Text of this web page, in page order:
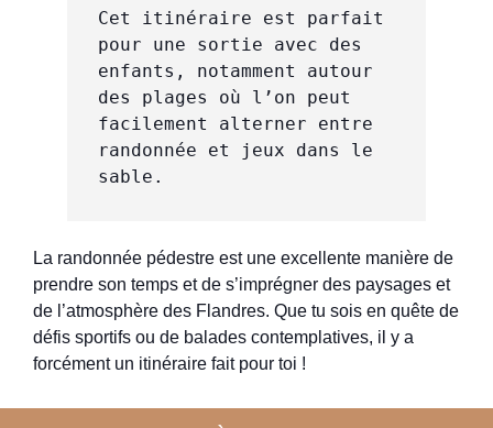
Cet itinéraire est parfait
pour une sortie avec des
enfants, notamment autour
des plages où l’on peut
facilement alterner entre
randonnée et jeux dans le
sable.
La randonnée pédestre est une excellente manière de
prendre son temps et de s’imprégner des paysages et
de l’atmosphère des Flandres. Que tu sois en quête de
défis sportifs ou de balades contemplatives, il y a
forcément un itinéraire fait pour toi !